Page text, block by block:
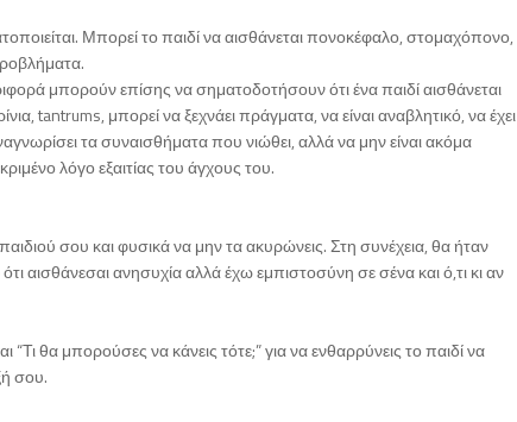
Μπορεί το παιδί να αισθάνεται πονοκέφαλο, στομαχόπονο,
μπορούν επίσης να σηματοδοτήσουν ότι ένα παιδί αισθάνεται
tantrums, μπορεί να ξεχνάει πράγματα, να είναι αναβλητικό, να έχει
τα συναισθήματα που νιώθει, αλλά να μην είναι ακόμα
λόγο εξαιτίας του άγχους του.
σου και φυσικά να μην τα ακυρώνεις. Στη συνέχεια, θα ήταν
αισθάνεσαι ανησυχία αλλά έχω εμπιστοσύνη σε σένα και ό,τι κι αν
“Τι θα μπορούσες να κάνεις τότε;” για να ενθαρρύνεις το παιδί να
σου.